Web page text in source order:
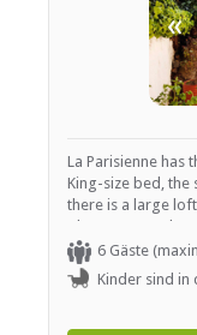
«
La Parisienne has
King-size bed, the
there is a large
These rooms
The kitchen is fully
room.
6 Gäste
Kinder sind in